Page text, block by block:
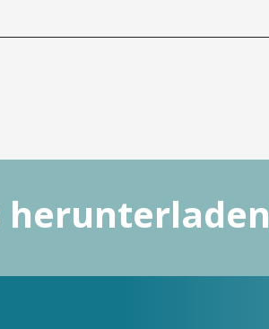
herunterladen